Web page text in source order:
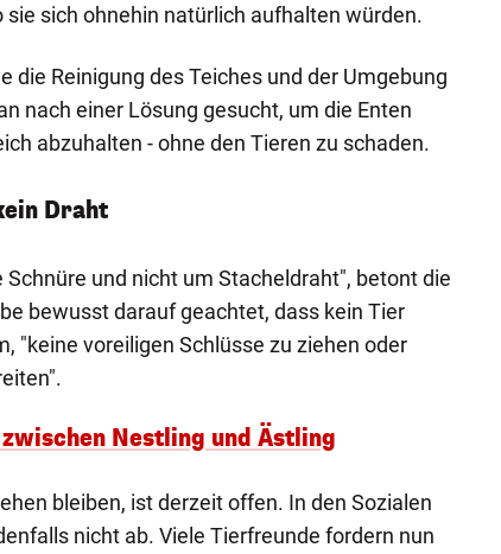
sich ohnehin natürlich aufhalten würden.
die Reinigung des Teiches und der Umgebung
nach einer Lösung gesucht, um die Enten
abzuhalten - ohne den Tieren zu schaden.
Draht
und nicht um Stacheldraht", betont die
bewusst darauf geachtet, dass kein Tier
"keine voreiligen Schlüsse zu ziehen oder
Nestling und Ästling
bleiben, ist derzeit offen. In den Sozialen
nicht ab. Viele Tierfreunde fordern nun